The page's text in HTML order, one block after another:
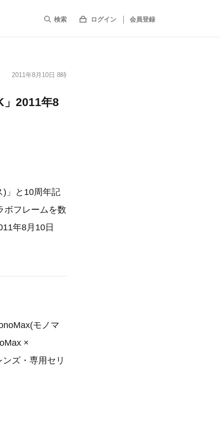
検索 ログイン 会員登録
2011年8月10日 8時
2011年8
)」と10周年記
ボフレームを数
年8月10日
モノマ
×
ズ・専用セリ